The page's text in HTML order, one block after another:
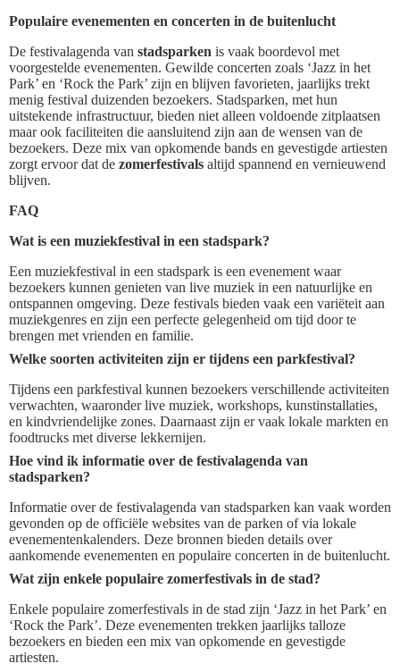
Populaire evenementen en concerten in de buitenlucht
De festivalagenda van stadsparken is vaak boordevol met
voorgestelde evenementen. Gewilde concerten zoals ‘Jazz in het
Park’ en ‘Rock the Park’ zijn en blijven favorieten, jaarlijks trekt
menig festival duizenden bezoekers. Stadsparken, met hun
uitstekende infrastructuur, bieden niet alleen voldoende zitplaatsen
maar ook faciliteiten die aansluitend zijn aan de wensen van de
bezoekers. Deze mix van opkomende bands en gevestigde artiesten
zorgt ervoor dat de zomerfestivals altijd spannend en vernieuwend
blijven.
FAQ
Wat is een muziekfestival in een stadspark?
Een muziekfestival in een stadspark is een evenement waar
bezoekers kunnen genieten van live muziek in een natuurlijke en
ontspannen omgeving. Deze festivals bieden vaak een variëteit aan
muziekgenres en zijn een perfecte gelegenheid om tijd door te
brengen met vrienden en familie.
Welke soorten activiteiten zijn er tijdens een parkfestival?
Tijdens een parkfestival kunnen bezoekers verschillende activiteiten
verwachten, waaronder live muziek, workshops, kunstinstallaties,
en kindvriendelijke zones. Daarnaast zijn er vaak lokale markten en
foodtrucks met diverse lekkernijen.
Hoe vind ik informatie over de festivalagenda van
stadsparken?
Informatie over de festivalagenda van stadsparken kan vaak worden
gevonden op de officiële websites van de parken of via lokale
evenementenkalenders. Deze bronnen bieden details over
aankomende evenementen en populaire concerten in de buitenlucht.
Wat zijn enkele populaire zomerfestivals in de stad?
Enkele populaire zomerfestivals in de stad zijn ‘Jazz in het Park’ en
‘Rock the Park’. Deze evenementen trekken jaarlijks talloze
bezoekers en bieden een mix van opkomende en gevestigde
artiesten.